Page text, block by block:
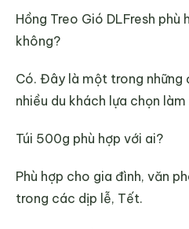
Hồng Treo Gió DLFresh phù
không?
Có. Đây là một trong
nhiều du khách lựa chọn làm
Túi 500g phù hợp với ai?
Phù hợp cho gia đình, văn
trong các dịp lễ, Tết.